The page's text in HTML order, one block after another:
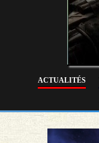
ACTUALITÉS